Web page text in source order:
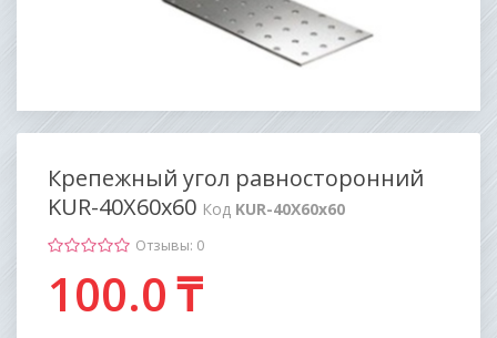
Крепежный угол равносторонний
KUR-40Х60х60 Код KUR-40Х60х60
Отзывы: 0
100.0₸